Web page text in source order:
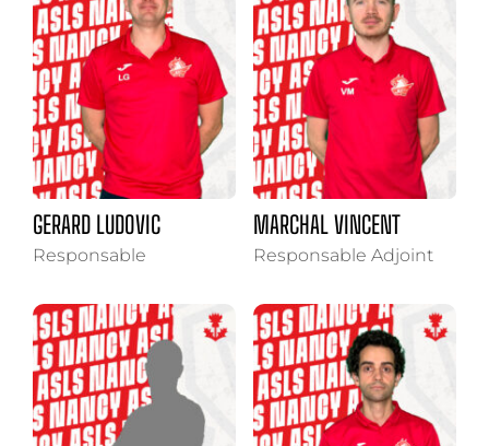
GERARD LUDOVIC
Responsable
MARCHAL VINCENT
Responsable Adjoint